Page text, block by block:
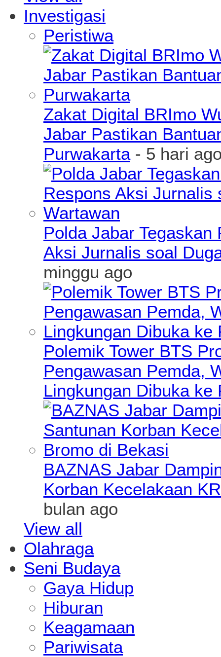
Investigasi
Peristiwa
Zakat Digital BRImo
Jabar Pastikan
Purwakarta- 5 hari
Polda Jabar
Aksi Jurnalis soal
minggu ago
Polemik Tower BTS
Pengawasan Pemda,
Lingkungan Dibuka ke
BAZNAS Jabar
Korban Kecelakaan
bulan ago
View all
Olahraga
Seni Budaya
Gaya Hidup
Hiburan
Keagamaan
Pariwisata